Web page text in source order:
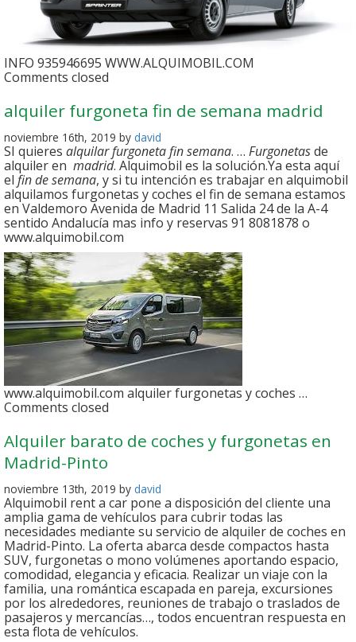
INFO 935946695 WWW.ALQUIMOBIL.COM
Comments closed
alquiler furgoneta fin de semana madrid
noviembre 16th, 2019 by david
SI quieres alquilar furgoneta fin semana. … Furgonetasde
alquiler en madrid. Alquimobil es la solución.Ya esta aquí
el fin de semana, y si tu intención es trabajar en alquimobil
alquilamos furgonetas y coches el fin de semana estamos
en Valdemoro Avenida de Madrid 11 Salida 24 de la A-4
sentido Andalucía mas info y reservas 91 8081878 o
www.alquimobil.com
www.alquimobil.com alquiler furgonetas y coches …
Comments closed
Alquiler barato de coches y furgonetas en
Madrid-Pinto
noviembre 13th, 2019 by david
Alquimobil rent a car pone a disposición del cliente una
amplia gama de vehículos para cubrir todas las
necesidades mediante su servicio de alquiler de coches en
Madrid-Pinto. La oferta abarca desde compactos hasta
SUV, furgonetas o mono volúmenes aportando espacio,
comodidad, elegancia y eficacia. Realizar un viaje con la
familia, una romántica escapada en pareja, excursiones
por los alrededores, reuniones de trabajo o traslados de
pasajeros y mercancías…, todos encuentran respuesta en
esta flota de vehículos.